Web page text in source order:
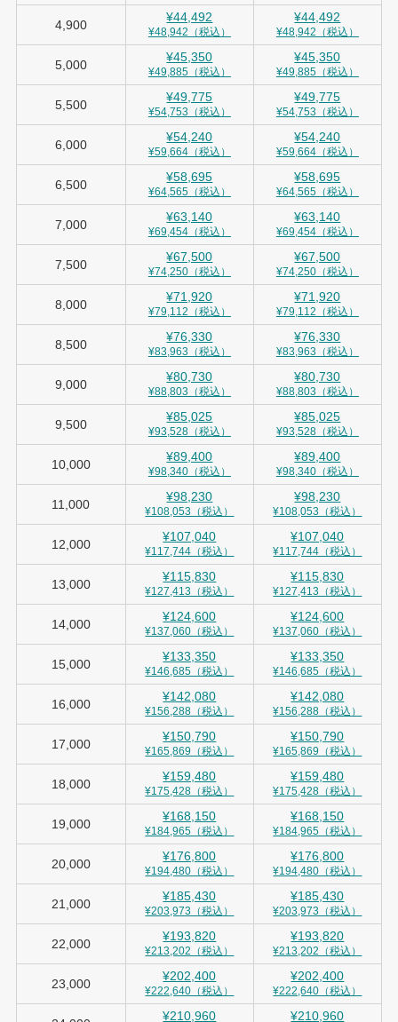
4,900
¥44,492
¥48,942（税込）
¥44,492
¥48,942（税込）
5,000
¥45,350
¥49,885（税込）
¥45,350
¥49,885（税込）
5,500
¥49,775
¥54,753（税込）
¥49,775
¥54,753（税込）
6,000
¥54,240
¥59,664（税込）
¥54,240
¥59,664（税込）
6,500
¥58,695
¥64,565（税込）
¥58,695
¥64,565（税込）
7,000
¥63,140
¥69,454（税込）
¥63,140
¥69,454（税込）
7,500
¥67,500
¥74,250（税込）
¥67,500
¥74,250（税込）
8,000
¥71,920
¥79,112（税込）
¥71,920
¥79,112（税込）
8,500
¥76,330
¥83,963（税込）
¥76,330
¥83,963（税込）
9,000
¥80,730
¥88,803（税込）
¥80,730
¥88,803（税込）
9,500
¥85,025
¥93,528（税込）
¥85,025
¥93,528（税込）
10,000
¥89,400
¥98,340（税込）
¥89,400
¥98,340（税込）
11,000
¥98,230
¥108,053（税込）
¥98,230
¥108,053（税込）
12,000
¥107,040
¥117,744（税込）
¥107,040
¥117,744（税込）
13,000
¥115,830
¥127,413（税込）
¥115,830
¥127,413（税込）
14,000
¥124,600
¥137,060（税込）
¥124,600
¥137,060（税込）
15,000
¥133,350
¥146,685（税込）
¥133,350
¥146,685（税込）
16,000
¥142,080
¥156,288（税込）
¥142,080
¥156,288（税込）
17,000
¥150,790
¥165,869（税込）
¥150,790
¥165,869（税込）
18,000
¥159,480
¥175,428（税込）
¥159,480
¥175,428（税込）
19,000
¥168,150
¥184,965（税込）
¥168,150
¥184,965（税込）
20,000
¥176,800
¥194,480（税込）
¥176,800
¥194,480（税込）
21,000
¥185,430
¥203,973（税込）
¥185,430
¥203,973（税込）
22,000
¥193,820
¥213,202（税込）
¥193,820
¥213,202（税込）
23,000
¥202,400
¥222,640（税込）
¥202,400
¥222,640（税込）
¥210,960 ¥210,960